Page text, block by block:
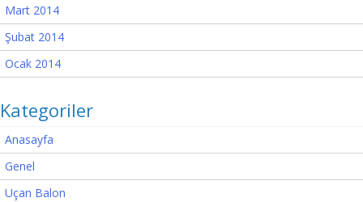
Mart 2014
Şubat 2014
Ocak 2014
Kategoriler
Anasayfa
Genel
Uçan Balon